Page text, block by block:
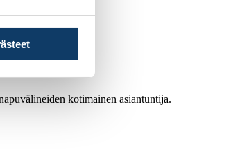
kotimainen asiantuntija.